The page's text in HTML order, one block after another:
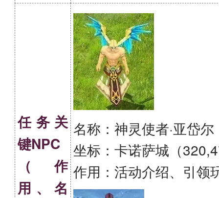
任务关
键NPC
（作
用、名
名称：神灵使者·亚岱尔
坐标：卡诺萨城（
作用：活动介绍、引领